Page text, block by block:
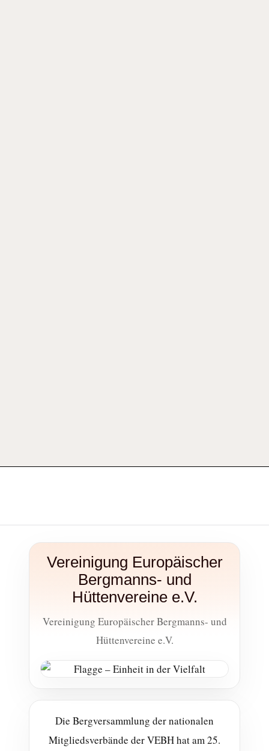
Vereinigung Europäischer
Bergmanns- und
Hüttenvereine e.V.
Vereinigung Europäischer Bergmanns- und
Hüttenvereine e.V.
Die Bergversammlung der nationalen
Mitgliedsverbände der VEBH hat am 25.